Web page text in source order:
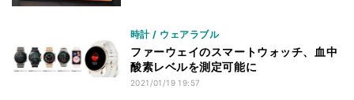
時計 / ウェアラブル
ファーウェイのスマートウォッチ、血中
酸素レベルを測定可能に
2021/01/19 19:57